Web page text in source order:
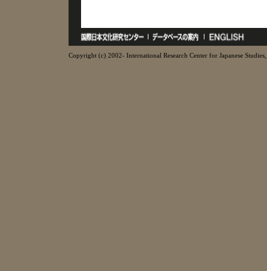
Copyright (c) 2002- International Research Center for Japanese